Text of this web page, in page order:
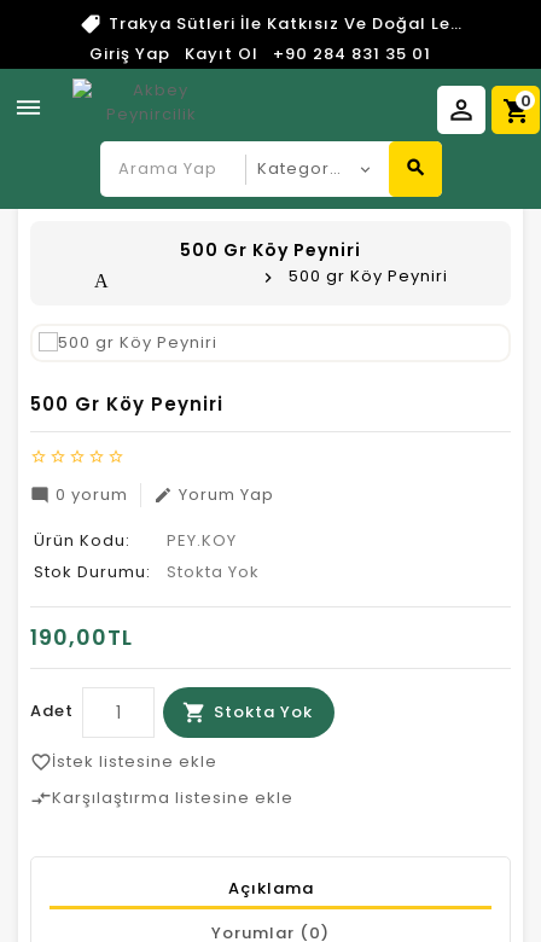
Trakya Sütleri İle Katkısız Ve Doğal Lezzetler
Giriş Yap
Kayıt Ol +90 284 831 35 01
search
dehaze perm_identity shopping_cart
0
500 Gr Köy Peyniri
Anasayfa 500 gr Köy Peyniri
500 Gr Köy Peyniri
star_border star_border star_border star_border star_border
mode_comment 0 yorum edit Yorum Yap
Ürün Kodu:
PEY.KOY
Stok Durumu:
Stokta Yok
190,00TL
Adet Stokta Yok
favorite_borderİstek listesine ekle
compare_arrowsKarşılaştırma listesine ekle
Açıklama
Yorumlar (0)